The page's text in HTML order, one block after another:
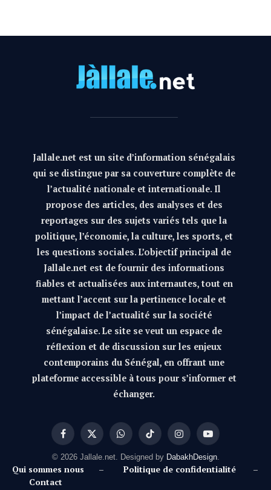
Jallale.net est un site d’information sénégalais
qui se distingue par sa couverture complète de
l’actualité nationale et internationale. Il
propose des articles, des analyses et des
reportages sur des sujets variés tels que la
politique, l’économie, la culture, les sports, et
les questions sociales. L’objectif principal de
Jallale.net est de fournir des informations
fiables et actualisées aux internautes, tout en
mettant l’accent sur la pertinence locale et
l’impact de l’actualité sur la société
sénégalaise. Le site se veut un espace de
réflexion et de discussion sur les enjeux
contemporains du Sénégal, en offrant une
plateforme accessible à tous pour s’informer et
échanger.
Facebook
X
(Twitter)
WhatsAppTikTok InstagramYouTube
© 2026 Jallale.net. Designed by DabakhDesign.
Qui sommes nous – Politique de confidentialité –
Contact